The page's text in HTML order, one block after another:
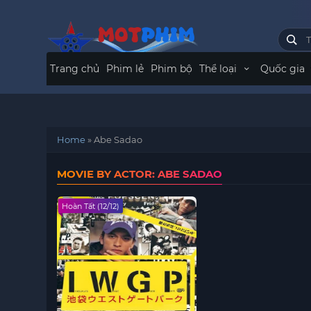
Trang chủ Phim lẻ Phim bộ Thể loại Quốc gia
Home»Abe Sadao
MOVIE BY ACTOR: ABE SADAO
Hoàn Tất (12/12)